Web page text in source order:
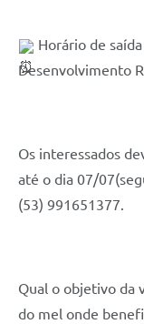
R.H
Horário de
Desenvolvimento
Os interessados
até o dia 07/
(53) 991651377.
Qual o objetivo da
do mel onde